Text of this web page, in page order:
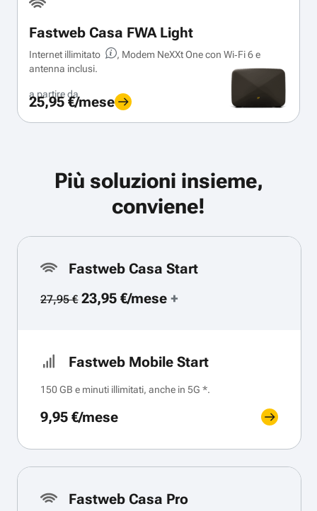
Fastweb Casa FWA Light
Internet illimitato
, Modem NeXXt One con Wi‑Fi 6 e
antenna inclusi.
a partire da
25,95 €/mese
Più soluzioni insieme,
conviene!
Fastweb Casa Start
27,95 €23,95 €/mese+
Fastweb Mobile Start
150 GB e minuti illimitati, anche in 5G *.
9,95 €/mese
Fastweb Casa Pro